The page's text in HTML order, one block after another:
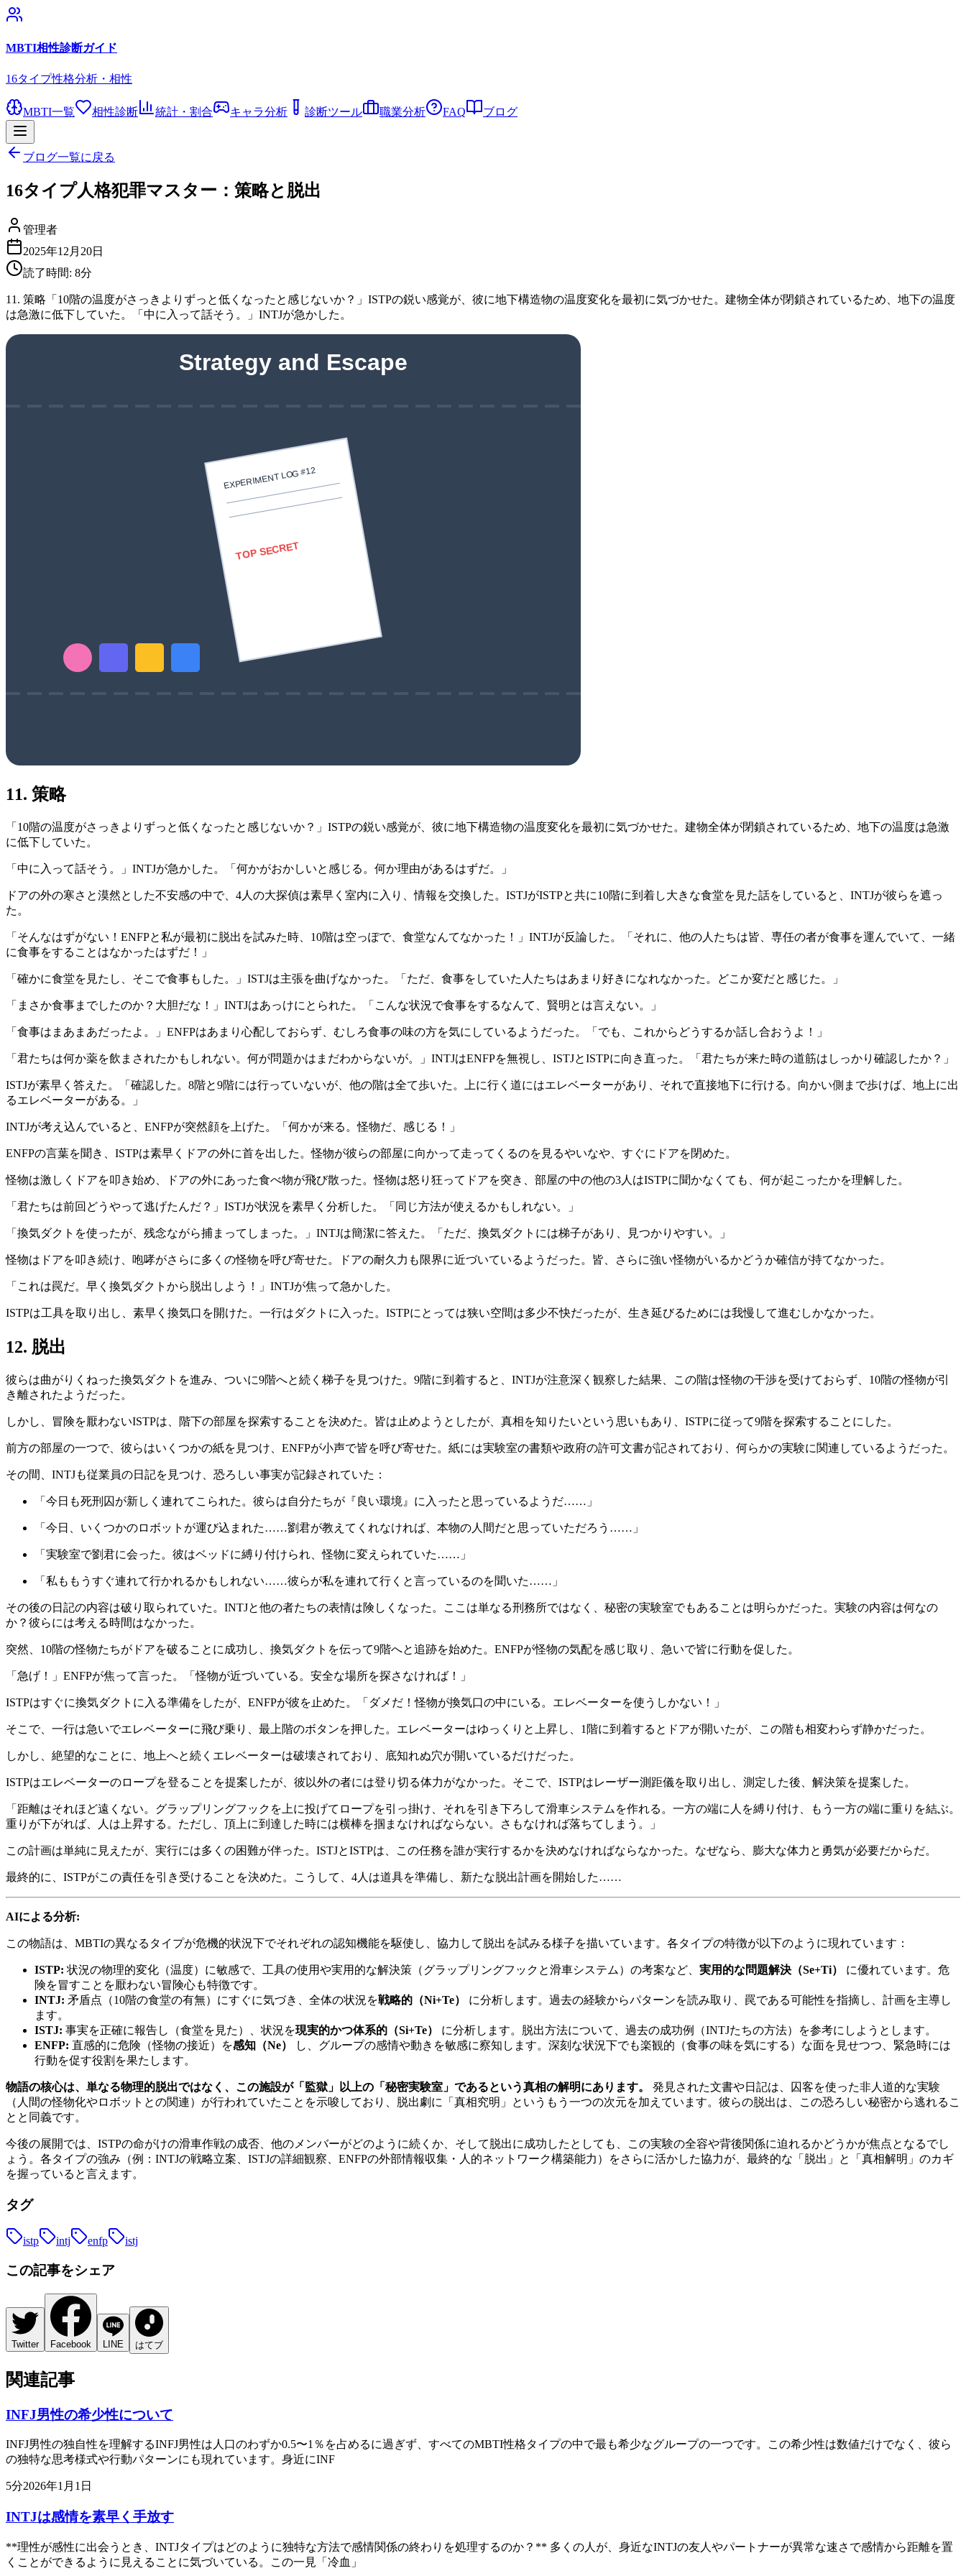
MBTI相性診断ガイド
16タイプ性格分析・相性
MBTI一覧 相性診断 統計・割合 キャラ分析 診断ツール 職業分析 FAQ ブログ
ブログ一覧に戻る
16タイプ人格犯罪マスター：策略と脱出
管理者
2025年12月20日
読了時間: 8分
11. 策略「10階の温度がさっきよりずっと低くなったと感じないか？」ISTPの鋭い感覚が、彼に地下構造物の温度変化を最初に気づかせた。建物全体が閉鎖されているため、地下の温度
は急激に低下していた。「中に入って話そう。」INTJが急かした。
11. 策略
「10階の温度がさっきよりずっと低くなったと感じないか？」ISTPの鋭い感覚が、彼に地下構造物の温度変化を最初に気づかせた。建物全体が閉鎖されているため、地下の温度は急激
に低下していた。
「中に入って話そう。」INTJが急かした。「何かがおかしいと感じる。何か理由があるはずだ。」
ドアの外の寒さと漠然とした不安感の中で、4人の大探偵は素早く室内に入り、情報を交換した。ISTJがISTPと共に10階に到着し大きな食堂を見た話をしていると、INTJが彼らを遮っ
た。
「そんなはずがない！ENFPと私が最初に脱出を試みた時、10階は空っぽで、食堂なんてなかった！」INTJが反論した。「それに、他の人たちは皆、専任の者が食事を運んでいて、一緒
に食事をすることはなかったはずだ！」
「確かに食堂を見たし、そこで食事もした。」ISTJは主張を曲げなかった。「ただ、食事をしていた人たちはあまり好きになれなかった。どこか変だと感じた。」
「まさか食事までしたのか？大胆だな！」INTJはあっけにとられた。「こんな状況で食事をするなんて、賢明とは言えない。」
「食事はまあまあだったよ。」ENFPはあまり心配しておらず、むしろ食事の味の方を気にしているようだった。「でも、これからどうするか話し合おうよ！」
「君たちは何か薬を飲まされたかもしれない。何が問題かはまだわからないが。」INTJはENFPを無視し、ISTJとISTPに向き直った。「君たちが来た時の道筋はしっかり確認したか？」
ISTJが素早く答えた。「確認した。8階と9階には行っていないが、他の階は全て歩いた。上に行く道にはエレベーターがあり、それで直接地下に行ける。向かい側まで歩けば、地上に出
るエレベーターがある。」
INTJが考え込んでいると、ENFPが突然顔を上げた。「何かが来る。怪物だ、感じる！」
ENFPの言葉を聞き、ISTPは素早くドアの外に首を出した。怪物が彼らの部屋に向かって走ってくるのを見るやいなや、すぐにドアを閉めた。
怪物は激しくドアを叩き始め、ドアの外にあった食べ物が飛び散った。怪物は怒り狂ってドアを突き、部屋の中の他の3人はISTPに聞かなくても、何が起こったかを理解した。
「君たちは前回どうやって逃げたんだ？」ISTJが状況を素早く分析した。「同じ方法が使えるかもしれない。」
「換気ダクトを使ったが、残念ながら捕まってしまった。」INTJは簡潔に答えた。「ただ、換気ダクトには梯子があり、見つかりやすい。」
怪物はドアを叩き続け、咆哮がさらに多くの怪物を呼び寄せた。ドアの耐久力も限界に近づいているようだった。皆、さらに強い怪物がいるかどうか確信が持てなかった。
「これは罠だ。早く換気ダクトから脱出しよう！」INTJが焦って急かした。
ISTPは工具を取り出し、素早く換気口を開けた。一行はダクトに入った。ISTPにとっては狭い空間は多少不快だったが、生き延びるためには我慢して進むしかなかった。
12. 脱出
彼らは曲がりくねった換気ダクトを進み、ついに9階へと続く梯子を見つけた。9階に到着すると、INTJが注意深く観察した結果、この階は怪物の干渉を受けておらず、10階の怪物が引
き離されたようだった。
しかし、冒険を厭わないISTPは、階下の部屋を探索することを決めた。皆は止めようとしたが、真相を知りたいという思いもあり、ISTPに従って9階を探索することにした。
前方の部屋の一つで、彼らはいくつかの紙を見つけ、ENFPが小声で皆を呼び寄せた。紙には実験室の書類や政府の許可文書が記されており、何らかの実験に関連しているようだった。
その間、INTJも従業員の日記を見つけ、恐ろしい事実が記録されていた：
「今日も死刑囚が新しく連れてこられた。彼らは自分たちが『良い環境』に入ったと思っているようだ……」
「今日、いくつかのロボットが運び込まれた……劉君が教えてくれなければ、本物の人間だと思っていただろう……」
「実験室で劉君に会った。彼はベッドに縛り付けられ、怪物に変えられていた……」
「私ももうすぐ連れて行かれるかもしれない……彼らが私を連れて行くと言っているのを聞いた……」
その後の日記の内容は破り取られていた。INTJと他の者たちの表情は険しくなった。ここは単なる刑務所ではなく、秘密の実験室でもあることは明らかだった。実験の内容は何なの
か？彼らには考える時間はなかった。
突然、10階の怪物たちがドアを破ることに成功し、換気ダクトを伝って9階へと追跡を始めた。ENFPが怪物の気配を感じ取り、急いで皆に行動を促した。
「急げ！」ENFPが焦って言った。「怪物が近づいている。安全な場所を探さなければ！」
ISTPはすぐに換気ダクトに入る準備をしたが、ENFPが彼を止めた。「ダメだ！怪物が換気口の中にいる。エレベーターを使うしかない！」
そこで、一行は急いでエレベーターに飛び乗り、最上階のボタンを押した。エレベーターはゆっくりと上昇し、1階に到着するとドアが開いたが、この階も相変わらず静かだった。
しかし、絶望的なことに、地上へと続くエレベーターは破壊されており、底知れぬ穴が開いているだけだった。
ISTPはエレベーターのロープを登ることを提案したが、彼以外の者には登り切る体力がなかった。そこで、ISTPはレーザー測距儀を取り出し、測定した後、解決策を提案した。
「距離はそれほど遠くない。グラップリングフックを上に投げてロープを引っ掛け、それを引き下ろして滑車システムを作れる。一方の端に人を縛り付け、もう一方の端に重りを結ぶ。
重りが下がれば、人は上昇する。ただし、頂上に到達した時には横棒を掴まなければならない。さもなければ落ちてしまう。」
この計画は単純に見えたが、実行には多くの困難が伴った。ISTJとISTPは、この任務を誰が実行するかを決めなければならなかった。なぜなら、膨大な体力と勇気が必要だからだ。
最終的に、ISTPがこの責任を引き受けることを決めた。こうして、4人は道具を準備し、新たな脱出計画を開始した……
AIによる分析:
この物語は、MBTIの異なるタイプが危機的状況下でそれぞれの認知機能を駆使し、協力して脱出を試みる様子を描いています。各タイプの特徴が以下のように現れています：
ISTP: 状況の物理的変化（温度）に敏感で、工具の使用や実用的な解決策（グラップリングフックと滑車システム）の考案など、 実用的な問題解決（Se+Ti）
に優れています。危
険を冒すことを厭わない冒険心も特徴です。
INTJ: 矛盾点（10階の食堂の有無）にすぐに気づき、全体の状況を戦略的（Ni+Te）
に分析します。過去の経験からパターンを読み取り、罠である可能性を指摘し、計画を主導し
ます。
ISTJ: 事実を正確に報告し（食堂を見た）、状況を現実的かつ体系的（Si+Te）
に分析します。脱出方法について、過去の成功例（INTJたちの方法）を参考にしようとします。
ENFP: 直感的に危険（怪物の接近）を感知（Ne）
し、グループの感情や動きを敏感に察知します。深刻な状況下でも楽観的（食事の味を気にする）な面を見せつつ、緊急時には
行動を促す役割を果たします。
物語の核心は、単なる物理的脱出ではなく、この施設が「監獄」以上の「秘密実験室」であるという真相の解明にあります。
発見された文書や日記は、囚客を使った非人道的な実験
（人間の怪物化やロボットとの関連）が行われていたことを示唆しており、脱出劇に「真相究明」というもう一つの次元を加えています。彼らの脱出は、この恐ろしい秘密から逃れるこ
とと同義です。
今後の展開では、ISTPの命がけの滑車作戦の成否、他のメンバーがどのように続くか、そして脱出に成功したとしても、この実験の全容や背後関係に迫れるかどうかが焦点となるでし
ょう。各タイプの強み（例：INTJの戦略立案、ISTJの詳細観察、ENFPの外部情報収集・人的ネットワーク構築能力）をさらに活かした協力が、最終的な「脱出」と「真相解明」のカギ
を握っていると言えます。
タグ
istp intj enfp istj
この記事をシェア
Twitter Facebook LINE はてブ
関連記事
INFJ男性の希少性について
INFJ男性の独自性を理解するINFJ男性は人口のわずか0.5〜1％を占めるに過ぎず、すべてのMBTI性格タイプの中で最も希少なグループの一つです。この希少性は数値だけでなく、彼ら
の独特な思考様式や行動パターンにも現れています。身近にINF
5分2026年1月1日
INTJは感情を素早く手放す
**理性が感性に出会うとき、INTJタイプはどのように独特な方法で感情関係の終わりを処理するのか？** 多くの人が、身近なINTJの友人やパートナーが異常な速さで感情から距離を置
くことができるように見えることに気づいている。この一見「冷血」